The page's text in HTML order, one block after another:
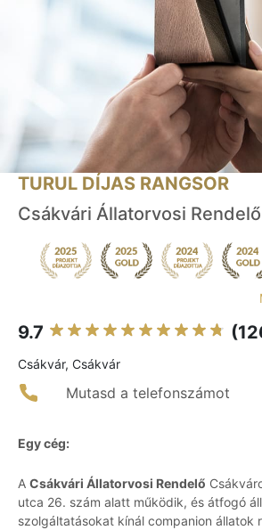
TURUL DÍJAS RANGSOR
Csákvári Állatorvosi Rendelő
9.7
Csákvár, Csákvár
Mutasd a telefonszámot
Egy cég:
A Csákvári Állatorvosi Rendelő
utca 26. szám alatt működik, és átfogó
szolgáltatásokat kínál companion állatok